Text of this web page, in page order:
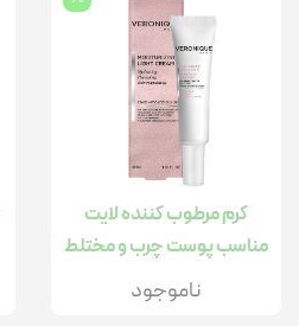
کرم مرطوب کننده لایت
مناسب پوست چرب و مختلط
40میل
ناموجود